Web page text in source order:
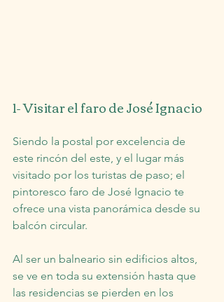
1- Visitar el faro de José Ignacio
Siendo la postal por excelencia de
este rincón del este, y el lugar más
visitado por los turistas de paso; el
pintoresco faro de José Ignacio te
ofrece una vista panorámica desde su
balcón circular.
Al ser un balneario sin edificios altos,
se ve en toda su extensión hasta que
las residencias se pierden en los